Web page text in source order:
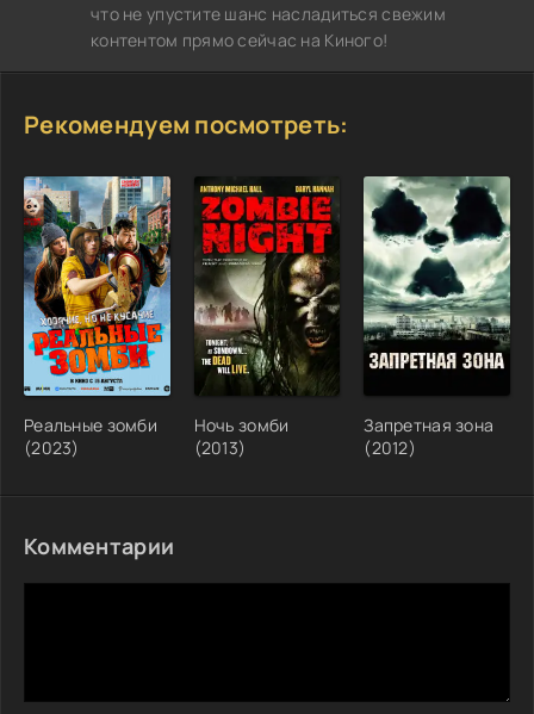
что не упустите шанс насладиться свежим
контентом прямо сейчас на Киного!
Рекомендуем посмотреть:
Реальные зомби
(2023)
Ночь зомби
(2013)
Запретная зона
(2012)
Комментарии